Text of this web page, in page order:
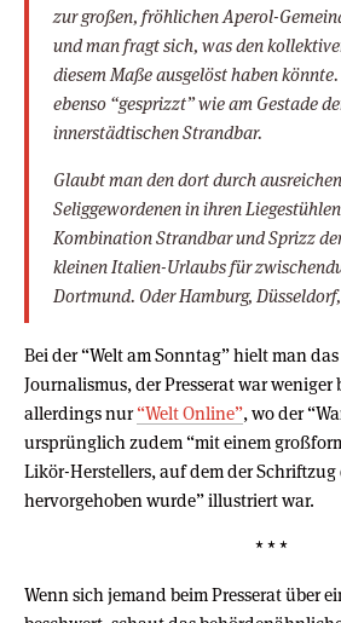
zur großen, fröhlichen Aperol-
und man fragt sich, was den
diesem Maße ausgelöst haben
ebenso “gesprizzt” wie am Gestade
innerstädtischen Strandbar.
Glaubt man den dort durch
Seliggewordenen in ihren
Kombination Strandbar und Sprizz
kleinen Italien-Urlaubs für
Dortmund. Oder Hamburg,
Bei der “Welt am Sonntag” hielt man
Journalismus, der Presserat war weniger
allerdings nur“Welt Online”, wo der
ursprünglich zudem “mit einem
Likör-Herstellers, auf dem der
hervorgehoben wurde” illustriert war.
* * *
Wenn sich jemand beim Presserat über